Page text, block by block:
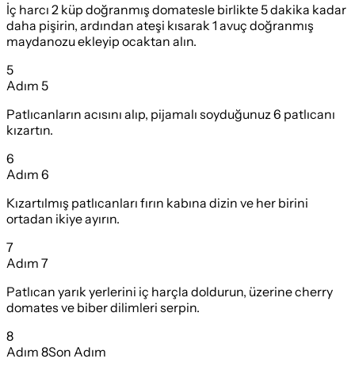
İç harcı 2 küp doğranmış domatesle birlikte 5 dakika kadar
daha pişirin, ardından ateşi kısarak 1 avuç doğranmış
maydanozu ekleyip ocaktan alın.
5
Adım 5
Patlıcanların acısını alıp, pijamalı soyduğunuz 6 patlıcanı
kızartın.
6
Adım 6
Kızartılmış patlıcanları fırın kabına dizin ve her birini
ortadan ikiye ayırın.
7
Adım 7
Patlıcan yarık yerlerini iç harçla doldurun, üzerine cherry
domates ve biber dilimleri serpin.
8
Adım 8Son Adım